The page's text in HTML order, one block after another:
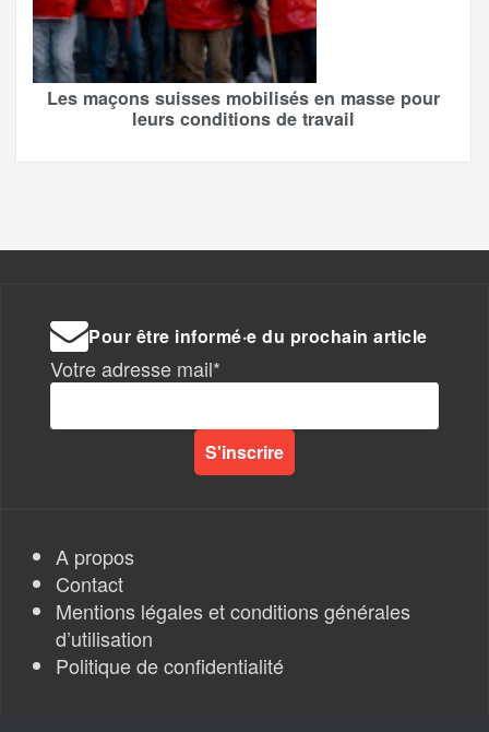
Les maçons suisses mobilisés en masse pour
leurs conditions de travail
Pour être informé·e du prochain article
Votre adresse mail*
A propos
Contact
Mentions légales et conditions générales
d’utilisation
Politique de confidentialité